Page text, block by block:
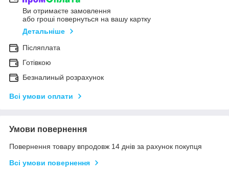
Ви отримаєте замовлення
або гроші повернуться на вашу картку
Детальніше
Післяплата
Готівкою
Безналиный розрахунок
Всі умови оплати
Умови повернення
Повернення товару впродовж 14 днів за рахунок покупця
Всі умови повернення